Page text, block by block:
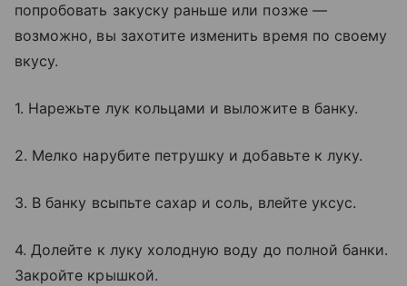
попробовать закуску раньше или позже —
возможно, вы захотите изменить время по своему
вкусу.
1. Нарежьте лук кольцами и выложите в банку.
2. Мелко нарубите петрушку и добавьте к луку.
3. В банку всыпьте сахар и соль, влейте уксус.
4. Долейте к луку холодную воду до полной банки.
Закройте крышкой.